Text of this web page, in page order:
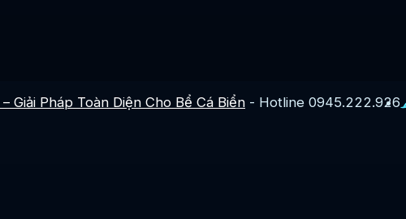
Giải Pháp Toàn Diện Cho Bể Cá Biển - Hotline 0945.222.926